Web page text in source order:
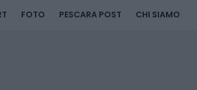
FOTO PESCARA POST CHI SIAMO